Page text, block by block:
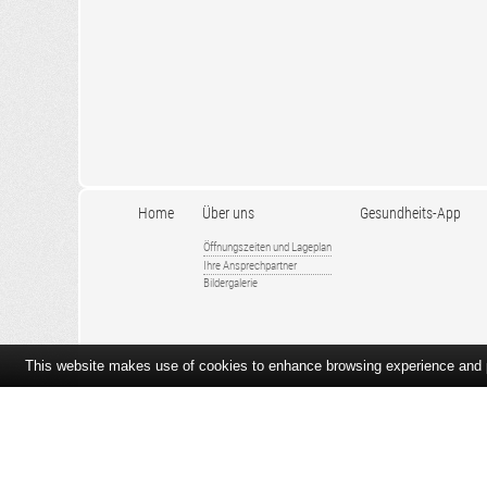
Home Über uns
Öffnungszeiten und Lageplan
Ihre Ansprechpartner
Bildergalerie
Gesundheits-App
This website makes use of cookies to enhance browsing experience